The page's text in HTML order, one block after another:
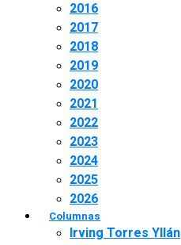
2016
2017
2018
2019
2020
2021
2022
2023
2024
2025
2026
Columnas
Irving Torres Yllán